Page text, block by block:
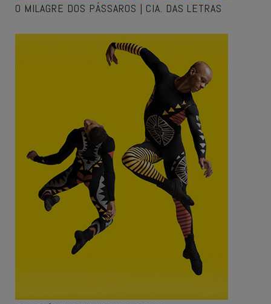
O MILAGRE DOS PÁSSAROS | CIA. DAS LETRAS